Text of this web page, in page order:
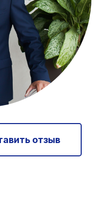
отзыв